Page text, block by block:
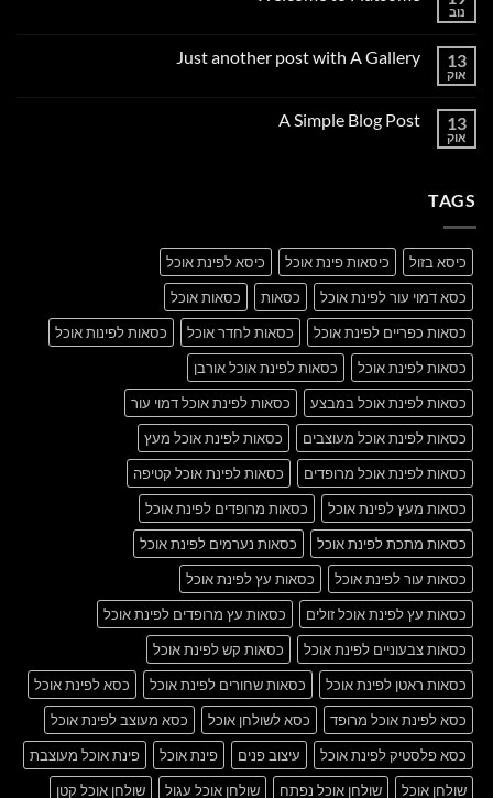
נוב
Welcome
13
אוק
Just another post with A Gallery
Just
13
אוק
A Simple Blog Post
TAGS
כיסא בזול כיסאות פינת אוכל
כיסא לפינת אוכל
כסא דמוי עור לפינת אוכל
כסאות
כסאות אוכל
כסאות כפריים לפינת אוכל
כסאות לחדר אוכל
כסאות לפינות אוכל
כסאות לפינת אוכל
כסאות לפינת אוכל אורבן
כסאות לפינת אוכל במבצע
כסאות לפינת אוכל דמוי עור
כסאות לפינת אוכל מעוצבים
כסאות לפינת אוכל מעץ
כסאות לפינת אוכל מרופדים
כסאות לפינת אוכל קטיפה
כסאות מעץ לפינת אוכל
כסאות מרופדים לפינת אוכל
כסאות מתכת לפינת אוכל
כסאות נערמים לפינת אוכל
כסאות עור לפינת אוכל
כסאות עץ לפינת אוכל
כסאות עץ לפינת אוכל זולים
כסאות עץ מרופדים לפינת אוכל
כסאות צבעוניים לפינת אוכל
כסאות קש לפינת אוכל
כסאות ראטן לפינת אוכל
כסאות שחורים לפינת אוכל
כסא לפינת אוכל
כסא לפינת אוכל מרופד
כסא לשולחן אוכל
כסא מעוצב לפינת אוכל
כסא פלסטיק לפינת אוכל
עיצוב פנים פינת אוכל
פינת אוכל מעוצבת
שולחן אוכל
שולחן אוכל נפתח שולחן אוכל עגול שולחן אוכל קטן